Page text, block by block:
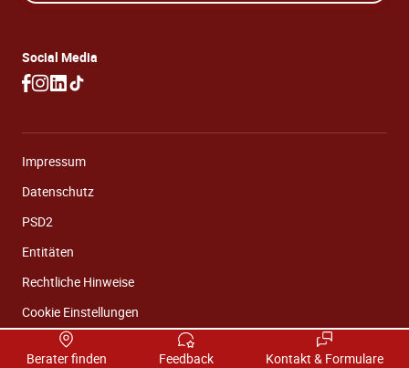
Berater finden Feedback Kontakt & Formulare
Social Media
Impressum
Datenschutz
PSD2
Entitäten
Rechtliche Hinweise
Cookie Einstellungen